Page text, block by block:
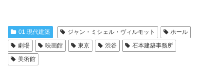
01.現代建築 ジャン・ミシェル・ヴィルモット
ホール
劇場
映画館 東京 渋谷
石本建築事務所
美術館